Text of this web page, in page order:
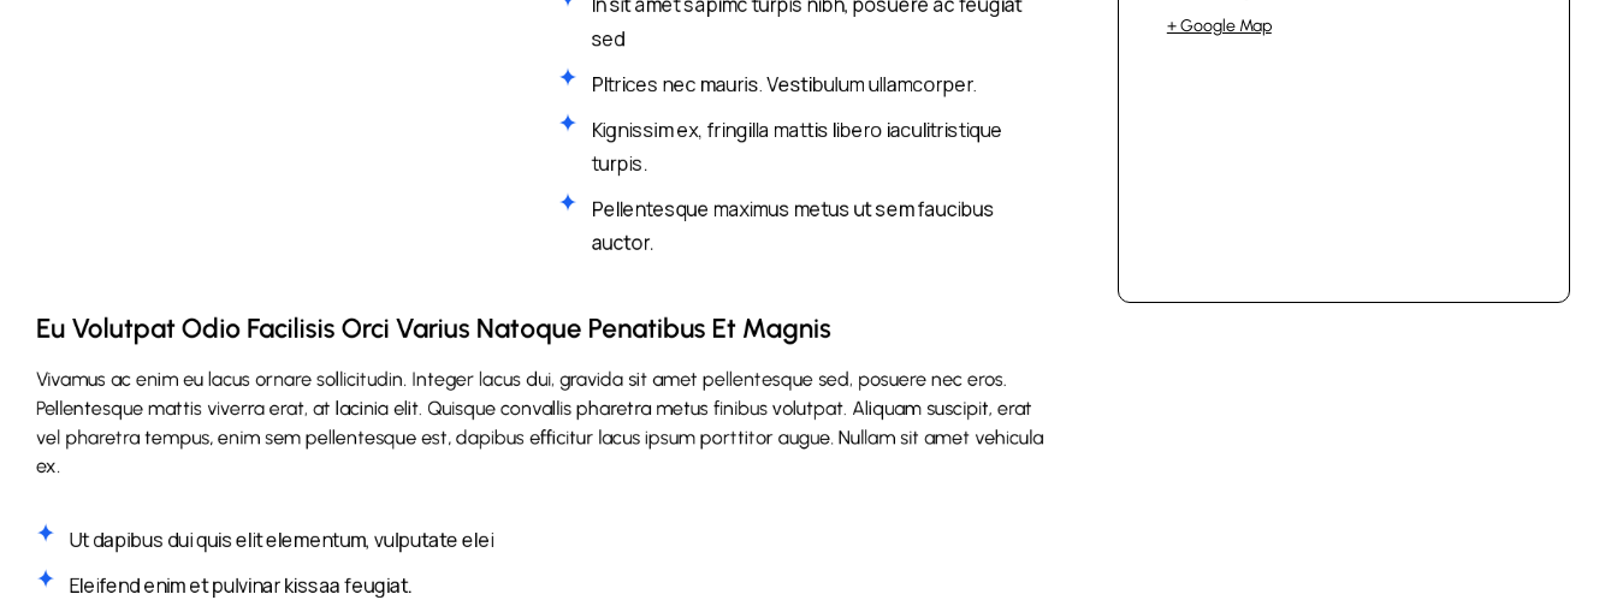
sed
Pltrices nec mauris. Vestibulum ullamcorper.
Kignissim ex, fringilla mattis libero iaculitristique
turpis.
Pellentesque maximus metus ut sem faucibus
auctor.
Eu Volutpat Odio Facilisis Orci Varius Natoque Penatibus Et Magnis
Vivamus ac enim eu lacus ornare sollicitudin. Integer lacus dui, gravida sit amet pellentesque sed, posuere nec eros.
Pellentesque mattis viverra erat, at lacinia elit. Quisque convallis pharetra metus finibus volutpat. Aliquam suscipit, erat
vel pharetra tempus, enim sem pellentesque est, dapibus efficitur lacus ipsum porttitor augue. Nullam sit amet vehicula
ex.
Ut dapibus dui quis elit elementum, vulputate elei
Eleifend enim et pulvinar kissaa feugiat.
+ Google Map